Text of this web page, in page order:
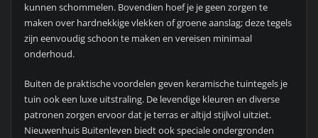
kunnen schommelen. Bovendien hoef je je geen zorgen te
maken over hardnekkige vlekken of groene aanslag; deze tegels
zijn eenvoudig schoon te maken en vereisen minimaal
onderhoud.
Buiten de praktische voordelen geven keramische tuintegels je
tuin ook een luxe uitstraling. De levendige kleuren en diverse
patronen zorgen ervoor dat je terras er altijd stijlvol uitziet.
Nieuwenhuis Buitenleven biedt ook speciale ondergronden